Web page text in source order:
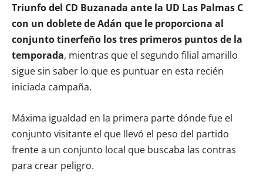
Triunfo del CD Buzanada ante la UD Las Palmas C
con un doblete de Adán que le proporciona al
conjunto tinerfeño los tres primeros puntos de la
temporada, mientras que el segundo filial amarillo
sigue sin saber lo que es puntuar en esta recién
iniciada campaña.
Máxima igualdad en la primera parte dónde fue el
conjunto visitante el que llevó el peso del partido
frente a un conjunto local que buscaba las contras
para crear peligro.